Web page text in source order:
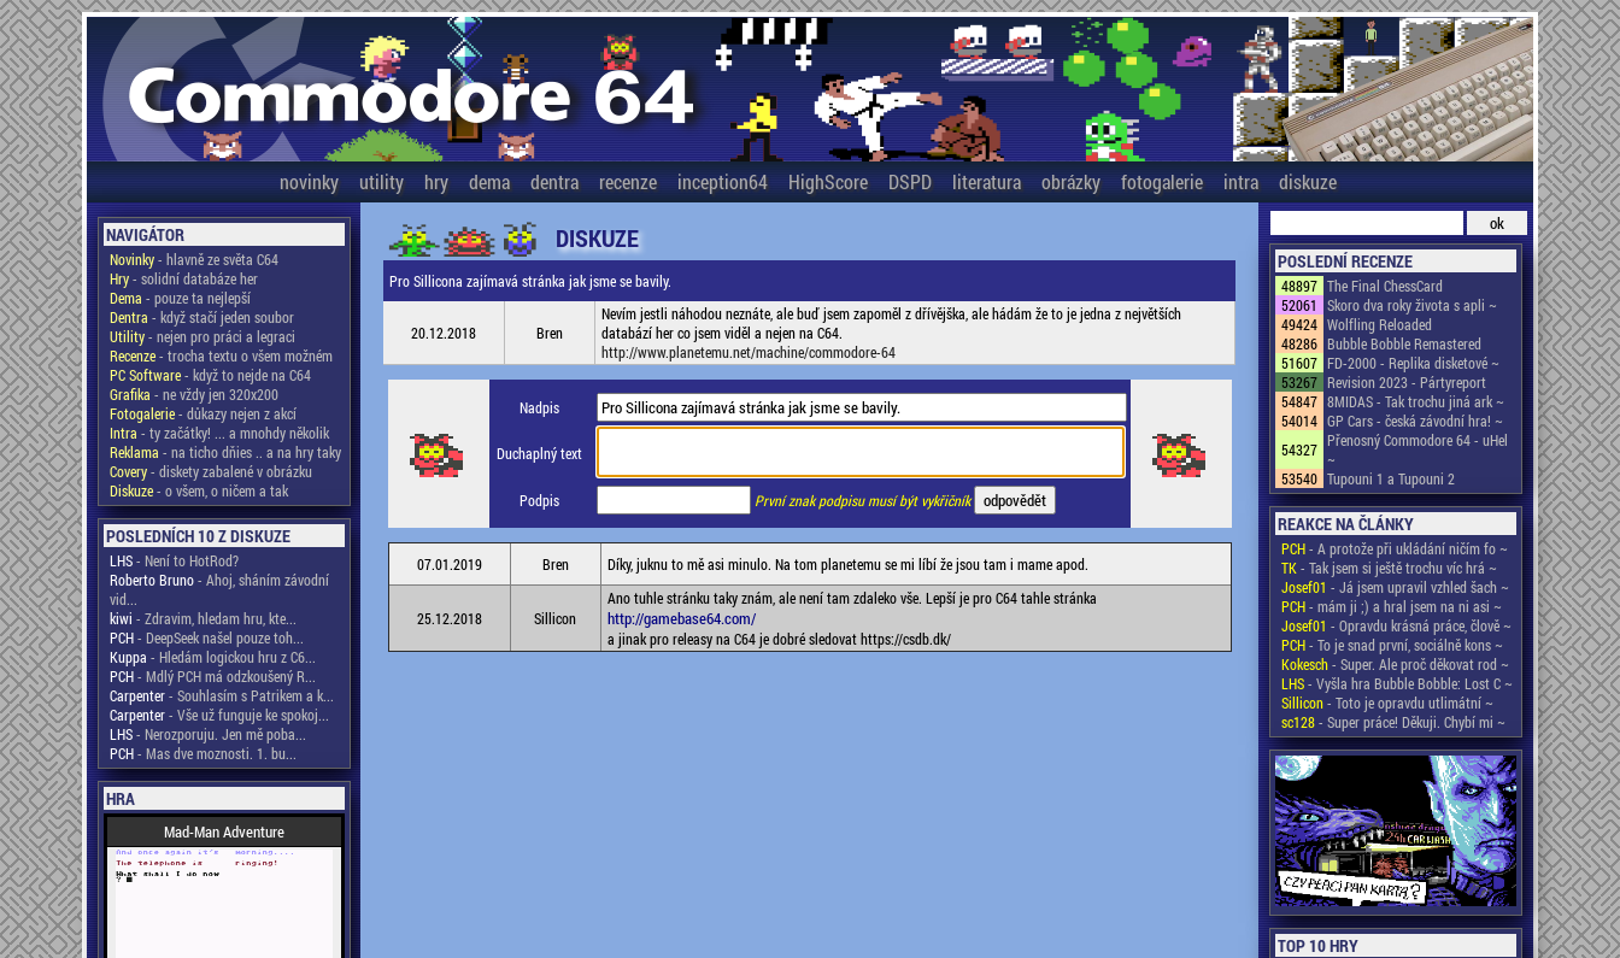
novinky utility hry dema dentra recenze inception64 HighScore DSPD literatura obrázky fotogalerie intra diskuze
NAVIGÁTOR
Novinky- hlavně ze světa C64
Hry- solidní databáze her
Dema - pouze ta nejlepší
Dentra - když stačí jeden soubor
Utility- nejen pro práci a legraci
Recenze- trocha textu o všem možném
PC Software- když to nejde na C64
Grafika - ne vždy jen 320x200
Fotogalerie- důkazy nejen z akcí
Intra - ty začátky! ... a mnohdy několik
Reklama - na ticho dňies .. a na hry taky
Covery- diskety zabalené v obrázku
Diskuze- o všem, o ničem a tak
POSLEDNÍCH 10 Z DISKUZE
LHS- Není to HotRod?
Roberto Bruno- Ahoj, sháním závodní
vid...
kiwi - Zdravim, hledam hru, kte...
PCH- DeepSeek našel pouze toh...
Kuppa - Hledám logickou hru z C6...
PCH- Mdlý PCH má odzkoušený R...
Carpenter- Souhlasím s Patrikem a k...
Carpenter- Vše už funguje ke spokoj...
LHS- Nerozporuju. Jen mě poba...
PCH- Mas dve moznosti. 1. bu...
HRA
Mad-Man Adventure
DISKUZE
Pro Sillicona zajímavá stránka jak jsme se bavily.
20.12.2018 Bren
Nevím jestli náhodou neznáte, ale buď jsem zapoměl z dřívějška, ale hádám že to je jedna z největších
databází her co jsem viděl a nejen na C64.
http://www.planetemu.net/machine/commodore-64
Nadpis
Duchaplný text
Podpis První znak podpisu musí být vykřičník
07.01.2019 Bren Díky, juknu to mě asi minulo. Na tom planetemu se mi líbí že jsou tam i mame apod.
25.12.2018 Sillicon
Ano tuhle stránku taky znám, ale není tam zdaleko vše. Lepší je pro C64 tahle stránka
http://gamebase64.com/
a jinak pro releasy na C64 je dobré sledovat https://csdb.dk/
POSLEDNÍ RECENZE
48897 The Final ChessCard
52061
Skoro dva roky života s apli ~
49424 Wolfling Reloaded
48286 Bubble Bobble Remastered
51607 FD-2000 - Replika disketové ~
53267 Revision 2023 - Pártyreport
54847 8MIDAS - Tak trochu jiná ark ~
54014 GP Cars - česká závodní hra! ~
54327 Přenosný Commodore 64 - uHel
~
53540 Tupouni 1 a Tupouni 2
REAKCE NA ČLÁNKY
PCH- A protože při ukládání ničím fo ~
TK- Tak jsem si ještě trochu víc hrá ~
Josef01 - Já jsem upravil vzhled šach ~
PCH- mám ji ;) a hral jsem na ni asi ~
Josef01 - Opravdu krásná práce, člově ~
PCH- To je snad první, sociálně kons ~
Kokesch- Super. Ale proč děkovat rod ~
LHS- Vyšla hra Bubble Bobble: Lost C ~
Sillicon- Toto je opravdu utlimátní ~
sc128- Super práce! Děkuji. Chybí mi ~
TOP 10 HRY